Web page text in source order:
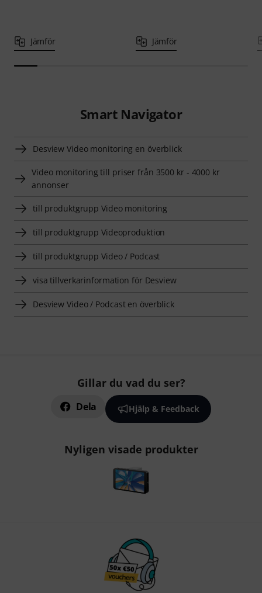
Jämför Jämför
Smart Navigator
Desview Video monitoring en överblick
Video monitoring till priser från 3500 kr - 4000 kr
annonser
till produktgrupp Video monitoring
till produktgrupp Videoproduktion
till produktgrupp Video / Podcast
visa tillverkarinformation för Desview
Desview Video / Podcast en överblick
Gillar du vad du ser?
Dela Hjälp & Feedback
Nyligen visade produkter